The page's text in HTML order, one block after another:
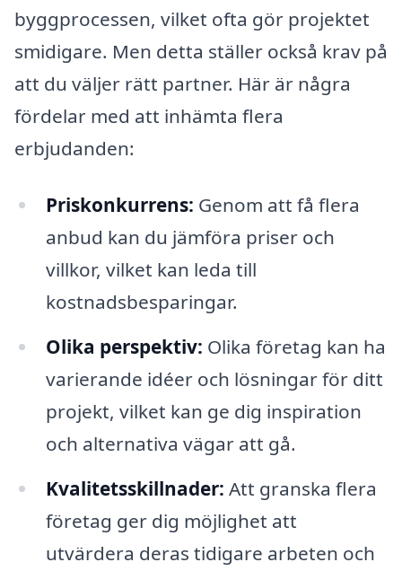
byggprocessen, vilket ofta gör projektet
smidigare. Men detta ställer också krav på
att du väljer rätt partner. Här är några
fördelar med att inhämta flera
erbjudanden:
Priskonkurrens: Genom att få flera
anbud kan du jämföra priser och
villkor, vilket kan leda till
kostnadsbesparingar.
Olika perspektiv: Olika företag kan ha
varierande idéer och lösningar för ditt
projekt, vilket kan ge dig inspiration
och alternativa vägar att gå.
Kvalitetsskillnader: Att granska flera
företag ger dig möjlighet att
utvärdera deras tidigare arbeten och